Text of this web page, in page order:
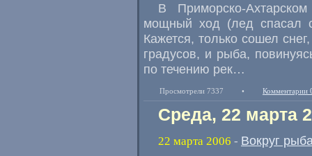
В Приморско-
мощный ход (лед спасал
Кажется, только сошел
градусов, и рыба,
по течению рек…
Просмотрели 7337 • Комментарии
Среда, 22 марта
22 марта 2006 - Вокруг